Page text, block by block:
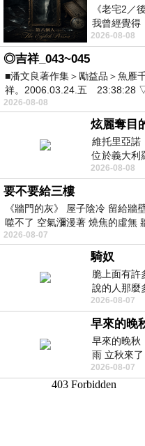
《老宅2／
我曾經覺得
震中倒塌，
2026-08-08
◎吉祥_043~045
■潘文良著作集＞勵益品＞魚雁
祥。2006.03.24.五 23:38:28
2026-08-08
炫麗奪目
維托里亞諾
位於義大利
用以紀念統
2026-08-08
要不要給三樓
《牆門的灰》 屋子陰冷 留給牆
噬不了 空氣瀰漫著 燒焦的虛無
2026-08-07
騎奴
脆上面有許
說的人那麼
了一個問題
2026-08-07
早來的晚
早來的晚
雨 立秋來
下子 又被赤
2026-08-07